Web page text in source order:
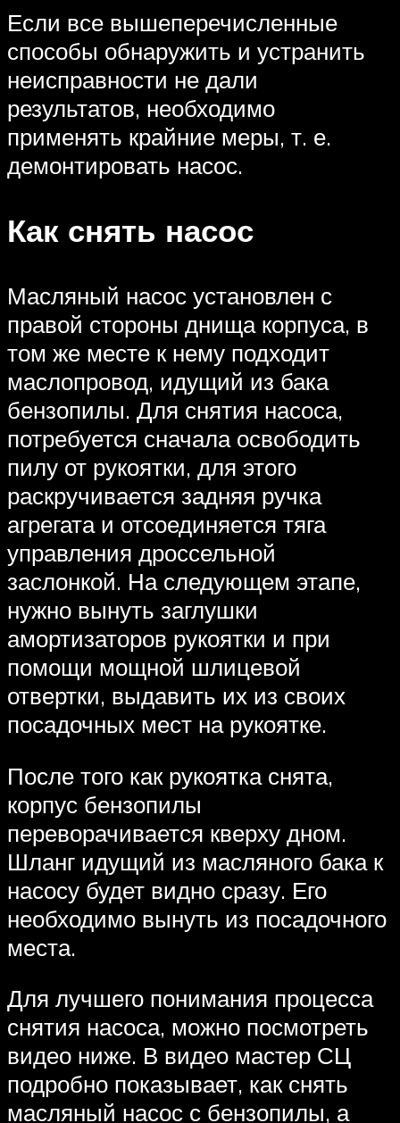
Если все вышеперечисленные
способы обнаружить и устранить
неисправности не дали
результатов, необходимо
применять крайние меры, т. е.
демонтировать насос.
Как снять насос
Масляный насос установлен с
правой стороны днища корпуса, в
том же месте к нему подходит
маслопровод, идущий из бака
бензопилы. Для снятия насоса,
потребуется сначала освободить
пилу от рукоятки, для этого
раскручивается задняя ручка
агрегата и отсоединяется тяга
управления дроссельной
заслонкой. На следующем этапе,
нужно вынуть заглушки
амортизаторов рукоятки и при
помощи мощной шлицевой
отвертки, выдавить их из своих
посадочных мест на рукоятке.
После того как рукоятка снята,
корпус бензопилы
переворачивается кверху дном.
Шланг идущий из масляного бака к
насосу будет видно сразу. Его
необходимо вынуть из посадочного
места.
Для лучшего понимания процесса
снятия насоса, можно посмотреть
видео ниже. В видео мастер СЦ
подробно показывает, как снять
масляный насос с бензопилы, а